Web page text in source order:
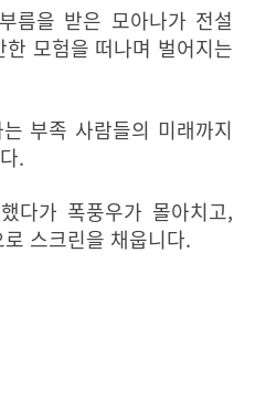
름을 받은 모아나가 전설
모험을 떠나며 벌어지는
부족 사람들의 미래까지
.
다가 폭풍우가 몰아치고,
스크린을 채웁니다.